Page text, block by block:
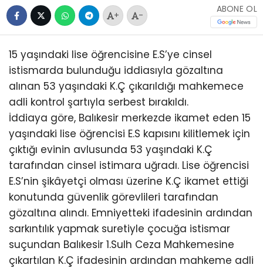
+ -
ABONE OL
15 yaşındaki lise öğrencisine E.S’ye cinsel
istismarda bulunduğu iddiasıyla gözaltına
alınan 53 yaşındaki K.Ç çıkarıldığı mahkemece
adli kontrol şartıyla serbest bırakıldı.
İddiaya göre, Balıkesir merkezde ikamet eden 15
yaşındaki lise öğrencisi E.S kapısını kilitlemek için
çıktığı evinin avlusunda 53 yaşındaki K.Ç
tarafından cinsel istimara uğradı. Lise öğrencisi
E.S’nin şikâyetçi olması üzerine K.Ç ikamet ettiği
konutunda güvenlik görevlileri tarafından
gözaltına alındı. Emniyetteki ifadesinin ardından
sarkıntılık yapmak suretiyle çocuğa istismar
suçundan Balıkesir 1.Sulh Ceza Mahkemesine
çıkartılan K.Ç ifadesinin ardından mahkeme adli